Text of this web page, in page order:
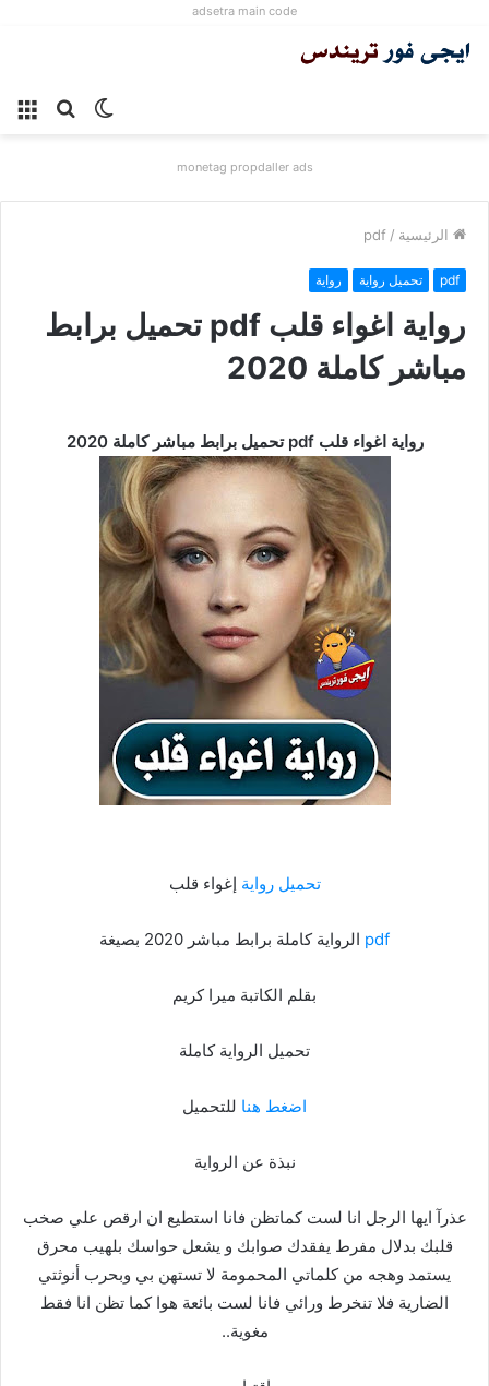
adsetra main code
بحث الوضع
monetag propdaller ads
الرئيسية /
pdf
pdf تحميل رواية رواية
رواية اغواء قلب pdf تحميل برابط
مباشر كاملة 2020
رواية اغواء قلب pdf تحميل برابط مباشر كاملة 2020
تحميل رواية إغواء قلب
pdf الرواية كاملة برابط مباشر 2020 بصيغة
بقلم الكاتبة ميرا كريم
تحميل الرواية كاملة
اضغط هنا للتحميل
نبذة عن الرواية
عذرآ ايها الرجل انا لست كماتظن فانا استطيع ان ارقص علي صخب
قلبك بدلال مفرط يفقدك صوابك و يشعل حواسك بلهيب محرق
يستمد وهجه من كلماتي المحمومة لا تستهن بي وبحرب أنوثتي
الضارية فلا تنخرط ورائي فانا لست بائعة هوا كما تظن انا فقط
مغوية..